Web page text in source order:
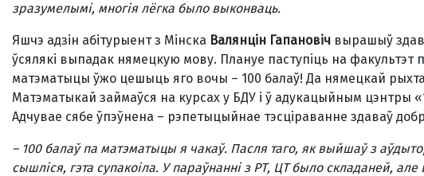
зразумелымі, многія лёгка было выконваць.
Яшчэ адзін абітурыент з Мінска Валянцін Гапановіч вырашыў
ўсялякі выпадак нямецкую мову. Плануе паступіць на
матэматыцы ўжо цешыць яго вочы – 100 балаў! Да нямецкай
Матэматыкай займаўся на курсах у БДУ і ў адукацыйным цэнтры
Адчувае сябе ўпэўнена – рэпетыцыйнае тэсціраванне здаваў
– 100 балаў па матэматыцы я чакаў. Пасля таго, як выйшаў з
сышліся, гэта супакоіла. У параўнанні з РТ, ЦТ было складаней,